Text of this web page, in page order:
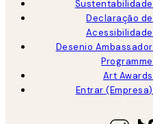
Sustentabilidade
Declaração de
Acessibilidade
Desenio Ambassador
Programme
Art Awards
Entrar (Empresa)